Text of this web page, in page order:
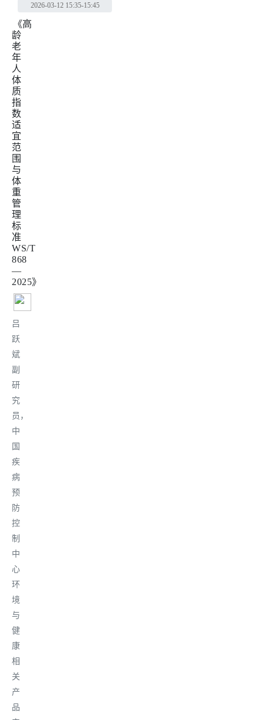
2026-03-12 15:35-15:45
《高
龄
老
年
人
体
质
指
数
适
宜
范
围
与
体
重
管
理
标
准
WS/T
868
—
2025》
吕
跃
斌
副
研
究
员，
中
国
疾
病
预
防
控
制
中
心
环
境
与
健
康
相
关
产
品